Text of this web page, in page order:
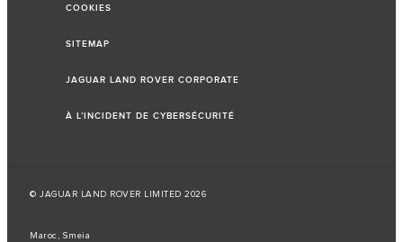
COOKIES
SITEMAP
JAGUAR LAND ROVER CORPORATE
À L’INCIDENT DE CYBERSÉCURITÉ
© JAGUAR LAND ROVER LIMITED 2026
Maroc, Smeia